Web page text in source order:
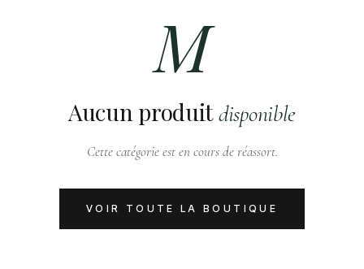
M
Aucun produitdisponible
Cette catégorie est en cours de réassort.
VOIR TOUTE LA BOUTIQUE